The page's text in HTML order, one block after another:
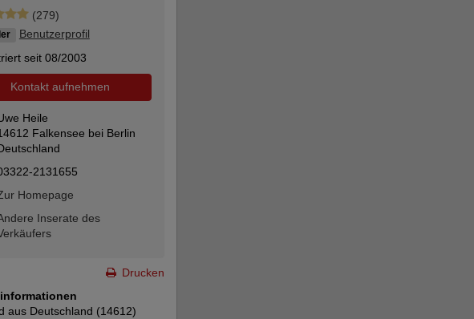
(279)
Benutzerprofil
seit 08/2003
Kontakt aufnehmen
Heile
Falkensee bei Berlin
2131655
Homepage
Inserate des
Drucken
aus Deutschland (14612)